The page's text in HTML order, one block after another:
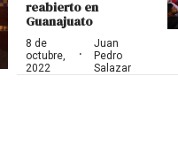
reabierto en
Guanajuato
8 de
octubre,
2022
·
Juan
Pedro
Salazar